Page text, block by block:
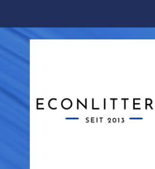
Inhalt
springen